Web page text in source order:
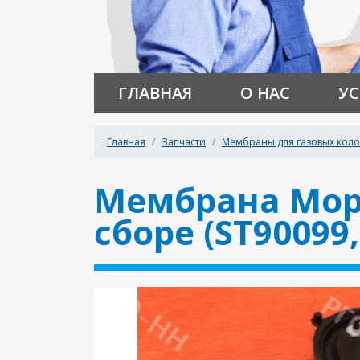
ГЛАВНАЯ О НАС
Главная Запчасти Мембраны для газовых
Мембрана
сборе